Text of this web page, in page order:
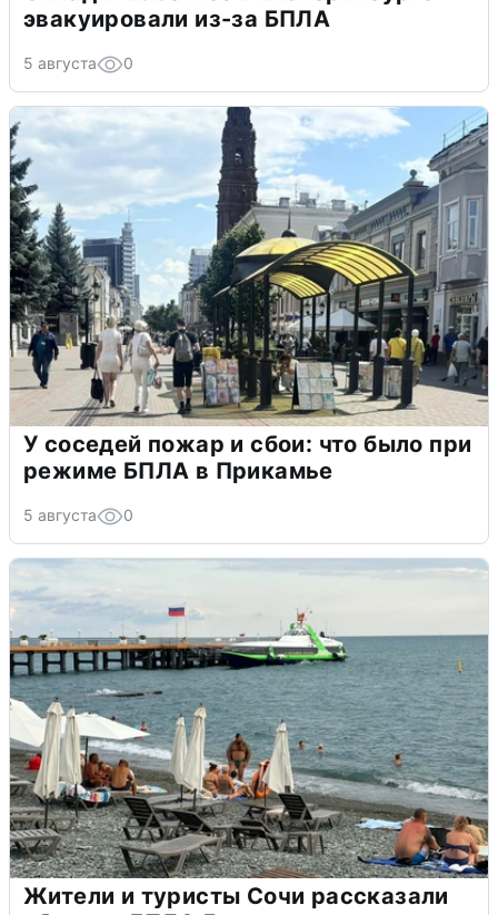
эвакуировали из-за БПЛА
5 августа 0
У соседей пожар и сбои: что было при
режиме БПЛА в Прикамье
5 августа 0
Жители и туристы Сочи рассказали